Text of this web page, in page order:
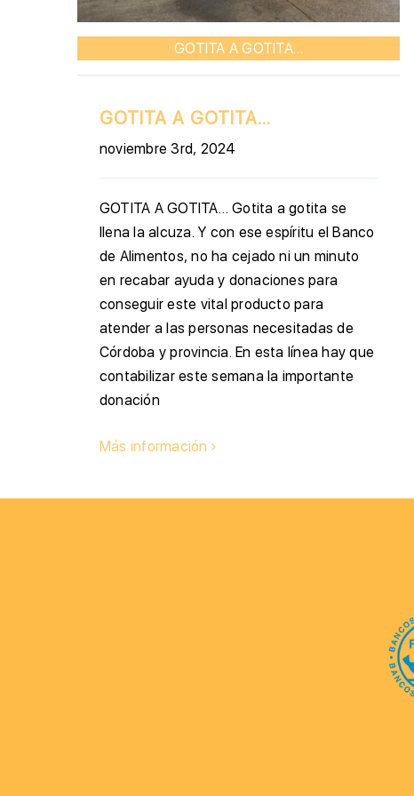
GOTITA A GOTITA…
GOTITA A GOTITA…
noviembre 3rd, 2024
GOTITA A GOTITA… Gotita a gotita se
llena la alcuza. Y con ese espíritu el Banco
de Alimentos, no ha cejado ni un minuto
en recabar ayuda y donaciones para
conseguir este vital producto para
atender a las personas necesitadas de
Córdoba y provincia. En esta línea hay que
contabilizar este semana la importante
donación
Más información